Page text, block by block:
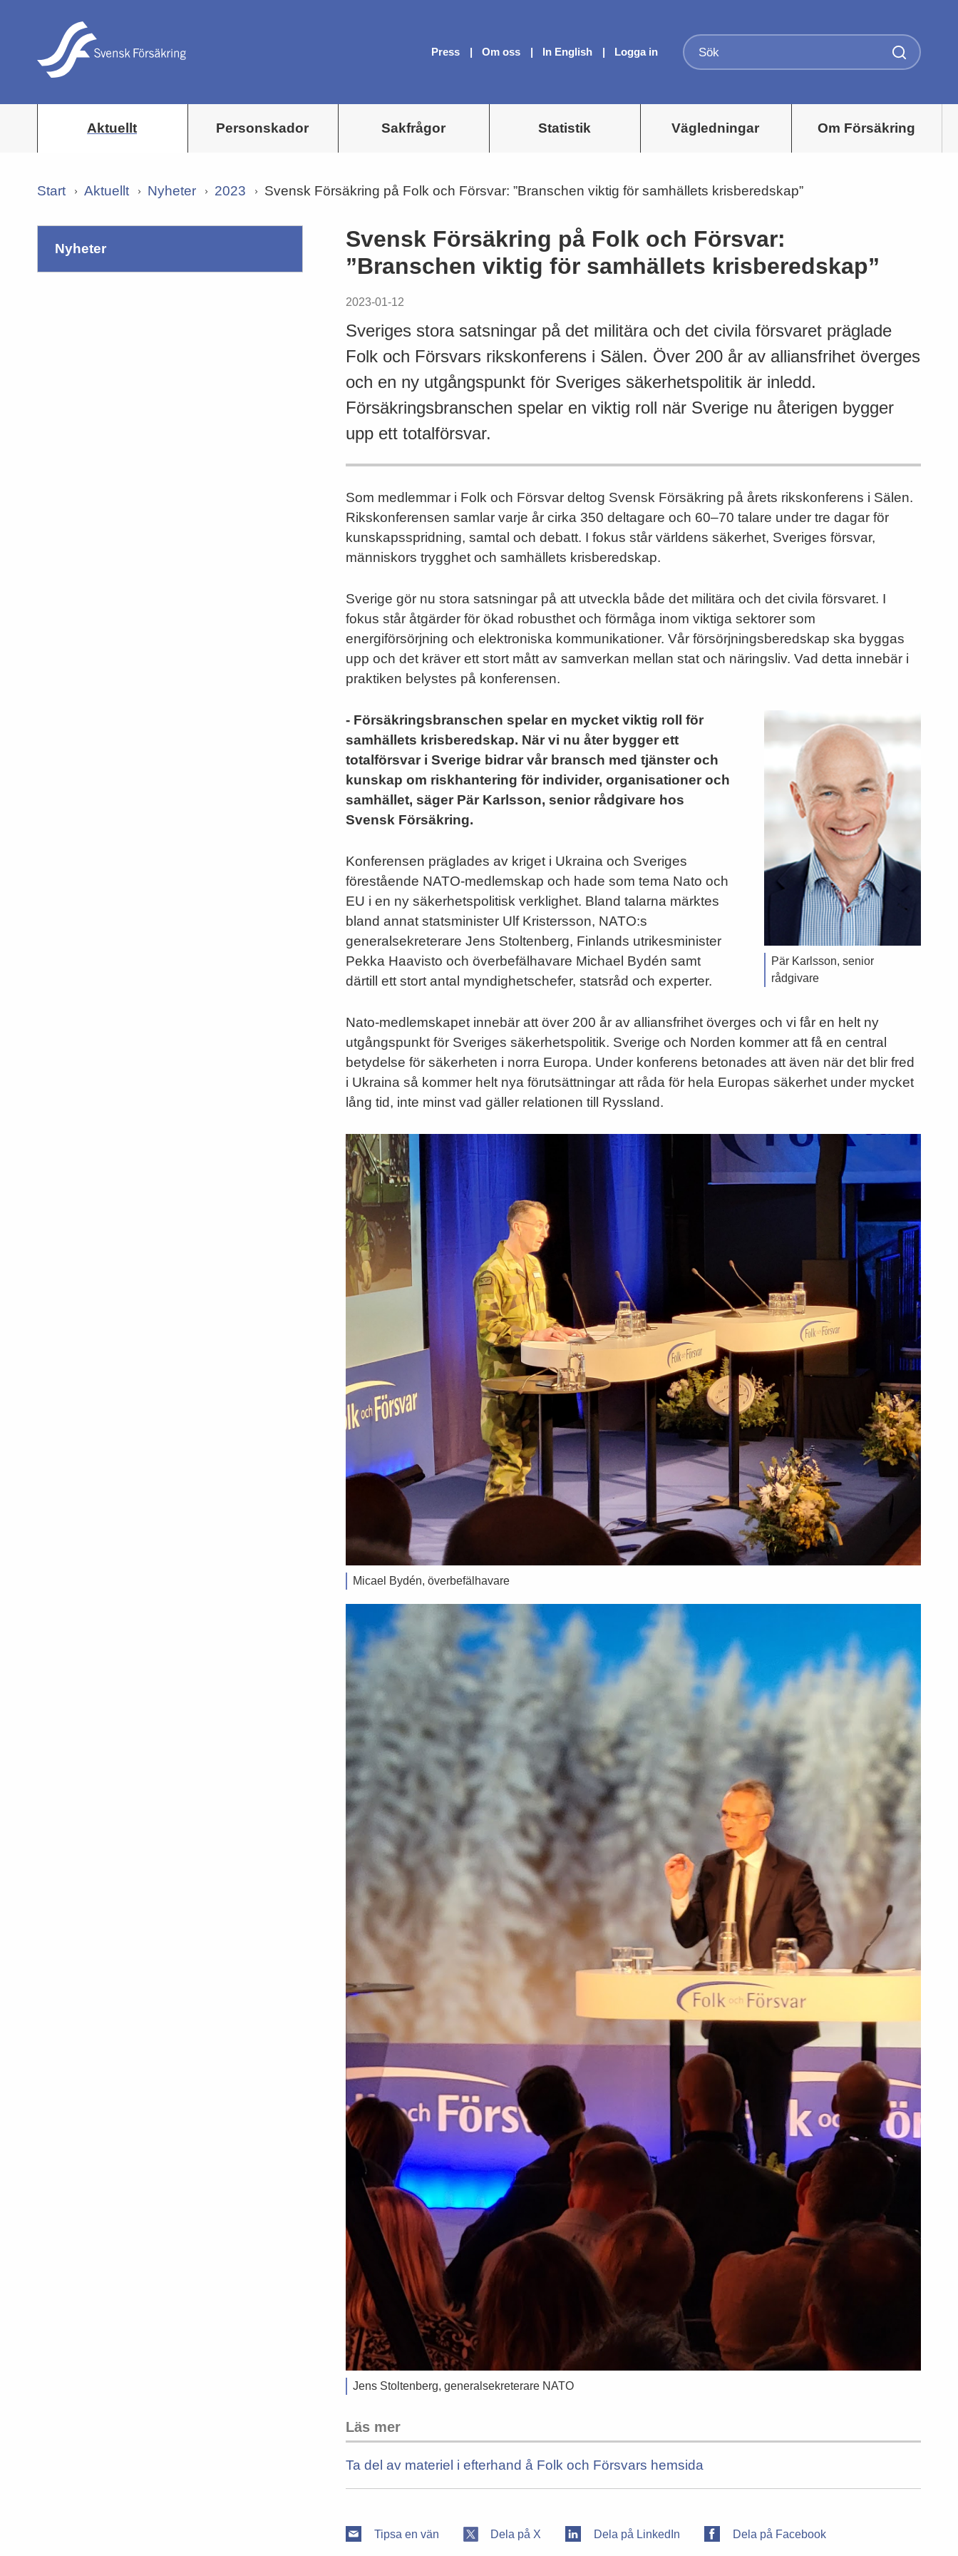
Press Om oss In English Logga in
Aktuellt Personskador Sakfrågor Statistik Vägledningar Om Försäkring
Start Aktuellt Nyheter 2023 Svensk Försäkring på Folk och Försvar: ”Branschen viktig för samhällets krisberedskap”
nyheter
Svensk Försäkring på Folk och Försvar:
”Branschen viktig för samhällets krisberedskap”
2023-01-12
Sveriges stora satsningar på det militära och det civila försvaret präglade
Folk och Försvars rikskonferens i Sälen. Över 200 år av alliansfrihet överges
och en ny utgångspunkt för Sveriges säkerhetspolitik är inledd.
Försäkringsbranschen spelar en viktig roll när Sverige nu återigen bygger
upp ett totalförsvar.
Som medlemmar i Folk och Försvar deltog Svensk Försäkring på årets rikskonferens i Sälen.
Rikskonferensen samlar varje år cirka 350 deltagare och 60–70 talare under tre dagar för
kunskapsspridning, samtal och debatt. I fokus står världens säkerhet, Sveriges försvar,
människors trygghet och samhällets krisberedskap.
Sverige gör nu stora satsningar på att utveckla både det militära och det civila försvaret. I
fokus står åtgärder för ökad robusthet och förmåga inom viktiga sektorer som
energiförsörjning och elektroniska kommunikationer. Vår försörjningsberedskap ska byggas
upp och det kräver ett stort mått av samverkan mellan stat och näringsliv. Vad detta innebär i
praktiken belystes på konferensen.
Pär Karlsson, senior
rådgivare
- Försäkringsbranschen spelar en mycket viktig roll för
samhällets krisberedskap. När vi nu åter bygger ett
totalförsvar i Sverige bidrar vår bransch med tjänster och
kunskap om riskhantering för individer, organisationer och
samhället, säger Pär Karlsson, senior rådgivare hos
Svensk Försäkring.
Konferensen präglades av kriget i Ukraina och Sveriges
förestående NATO-medlemskap och hade som tema Nato och
EU i en ny säkerhetspolitisk verklighet. Bland talarna märktes
bland annat statsminister Ulf Kristersson, NATO:s
generalsekreterare Jens Stoltenberg, Finlands utrikesminister
Pekka Haavisto och överbefälhavare Michael Bydén samt
därtill ett stort antal myndighetschefer, statsråd och experter.
Nato-medlemskapet innebär att över 200 år av alliansfrihet överges och vi får en helt ny
utgångspunkt för Sveriges säkerhetspolitik. Sverige och Norden kommer att få en central
betydelse för säkerheten i norra Europa. Under konferens betonades att även när det blir fred
i Ukraina så kommer helt nya förutsättningar att råda för hela Europas säkerhet under mycket
lång tid, inte minst vad gäller relationen till Ryssland.
Micael Bydén, överbefälhavare
Jens Stoltenberg, generalsekreterare NATO
Läs mer
Ta del av materiel i efterhand å Folk och Försvars hemsida
Tipsa en vän Dela på X Dela på LinkedIn Dela på Facebook